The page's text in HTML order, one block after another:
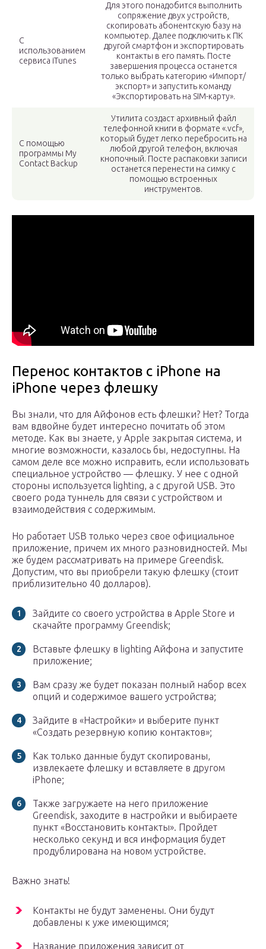
С
использованием
сервиса iTunes
Для этого понадобится выполнить
сопряжение двух устройств,
скопировать абонентскую базу на
компьютер. Далее подключить к ПК
другой смартфон и экспортировать
контакты в его память. Посте
завершения процесса останется
только выбрать категорию «Импорт/
экспорт» и запустить команду
«Экспортировать на SIM-карту».
С помощью
программы My
Contact Backup
Утилита создаст архивный файл
телефонной книги в формате «.vcf»,
который будет легко перебросить на
любой другой телефон, включая
кнопочный. Посте распаковки записи
останется перенести на симку с
помощью встроенных
инструментов.
Перенос контактов с iPhone на
iPhone через флешку
Вы знали, что для Айфонов есть флешки? Нет? Тогда
вам вдвойне будет интересно почитать об этом
методе. Как вы знаете, у Apple закрытая система, и
многие возможности, казалось бы, недоступны. На
самом деле все можно исправить, если использовать
специальное устройство — флешку. У нее с одной
стороны используется lighting, а с другой USB. Это
своего рода туннель для связи с устройством и
взаимодействия с содержимым.
Но работает USB только через свое официальное
приложение, причем их много разновидностей. Мы
же будем рассматривать на примере Greendisk.
Допустим, что вы приобрели такую флешку (стоит
приблизительно 40 долларов).
Зайдите со своего устройства в Apple Store и
скачайте программу Greendisk;
Вставьте флешку в lighting Айфона и запустите
приложение;
Вам сразу же будет показан полный набор всех
опций и содержимое вашего устройства;
Зайдите в «Настройки» и выберите пункт
«Создать резервную копию контактов»;
Как только данные будут скопированы,
извлекаете флешку и вставляете в другом
iPhone;
Также загружаете на него приложение
Greendisk, заходите в настройки и выбираете
пункт «Восстановить контакты». Пройдет
несколько секунд и вся информация будет
продублирована на новом устройстве.
Важно знать!
Контакты не будут заменены. Они будут
добавлены к уже имеющимся;
Название приложения зависит от